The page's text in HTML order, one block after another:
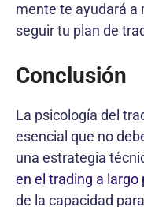
mente te ayudará a
seguir tu plan de
Conclusión
La psicología del
esencial que no
una estrategia
en el trading a largo
de la capacidad